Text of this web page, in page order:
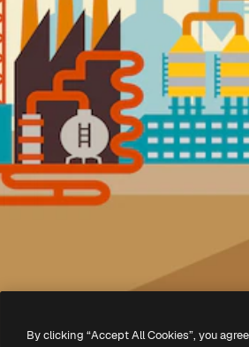
By clicking “Accept All Cookies”, you